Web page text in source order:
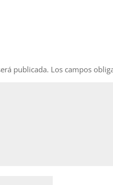
publicada. Los campos